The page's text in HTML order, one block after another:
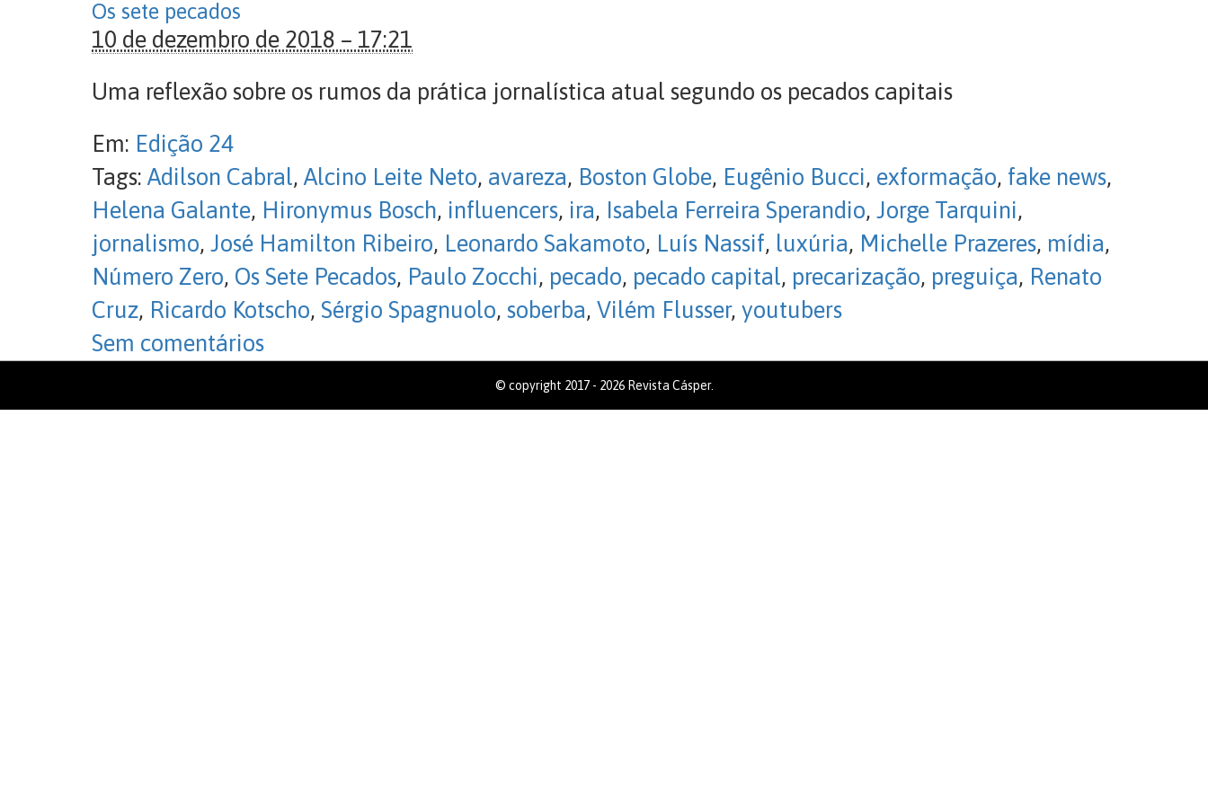
Os sete pecados
10 de dezembro de 2018 – 17:21
Uma reflexão sobre os rumos da prática jornalística atual segundo os pecados capitais
Em: Edição 24
Tags: Adilson Cabral, Alcino Leite Neto, avareza, Boston Globe, Eugênio Bucci, exformação, fake news,
Helena Galante, Hironymus Bosch, influencers, ira, Isabela Ferreira Sperandio, Jorge Tarquini,
jornalismo, José Hamilton Ribeiro, Leonardo Sakamoto, Luís Nassif, luxúria, Michelle Prazeres, mídia,
Número Zero, Os Sete Pecados, Paulo Zocchi, pecado, pecado capital, precarização, preguiça, Renato
Cruz, Ricardo Kotscho, Sérgio Spagnuolo, soberba, Vilém Flusser, youtubers
Sem comentários
© copyright 2017 - 2026 Revista Cásper.